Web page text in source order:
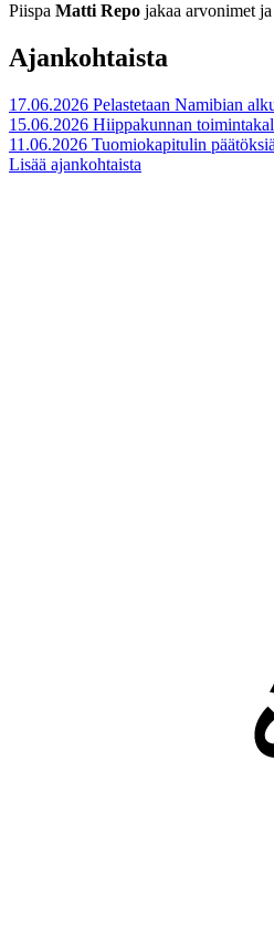
Piispa Matti Repo jakaa arvonimet
Ajankohtaista
17.06.2026 Pelastetaan Namibian
15.06.2026 Hiippakunnan
11.06.2026 Tuomiokapitulin
Lisää ajankohtaista